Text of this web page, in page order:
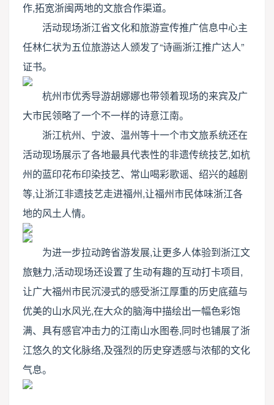
作,拓宽浙闽两地的文旅合作渠道。
活动现场浙江省文化和旅游宣传推广信息中心主
任林仁状为五位旅游达人颁发了“诗画浙江推广达人”
证书。
杭州市优秀导游胡娜娜也带领着现场的来宾及广
大市民领略了一个不一样的诗意江南。
浙江杭州、宁波、温州等十一个市文旅系统还在
活动现场展示了各地最具代表性的非遗传统技艺,如杭
州的蓝印花布印染技艺、常山喝彩歌谣、绍兴的越剧
等,让浙江非遗技艺走进福州,让福州市民体味浙江各
地的风土人情。
为进一步拉动跨省游发展,让更多人体验到浙江文
旅魅力,活动现场还设置了生动有趣的互动打卡项目,
让广大福州市民沉浸式的感受浙江厚重的历史底蕴与
优美的山水风光,在大众的脑海中描绘出一幅色彩饱
满、具有感官冲击力的江南山水图卷,同时也铺展了浙
江悠久的文化脉络,及强烈的历史穿透感与浓郁的文化
气息。